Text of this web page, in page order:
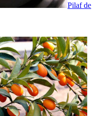
Pilaf de